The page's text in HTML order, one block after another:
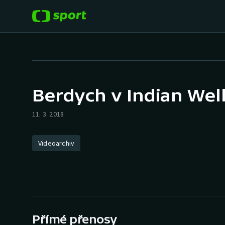
Hokej
Atletika
Baseball a softbal
Berdych v Indian
11. 3. 2018
Videoarchiv
Přímé přenosy